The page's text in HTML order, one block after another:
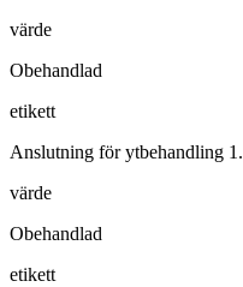
värde
Obehandlad
etikett
Anslutning för ytbehandling 1.
värde
Obehandlad
etikett